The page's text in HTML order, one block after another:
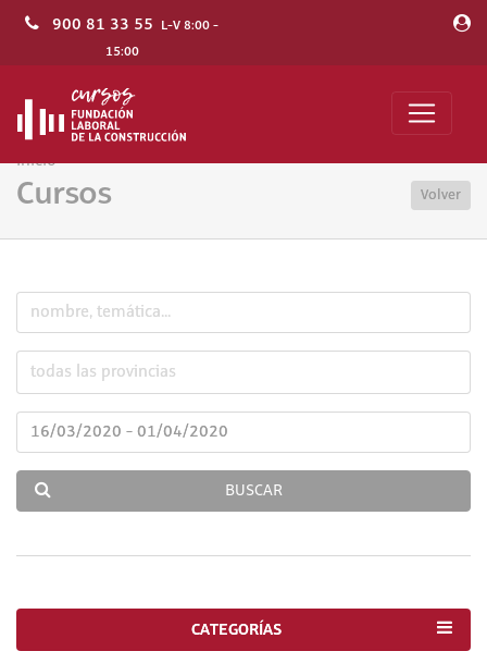
900 81 33 55 L-V 8:00 -
15:00
Inicio
Cursos Volver
BUSCAR
CATEGORÍAS